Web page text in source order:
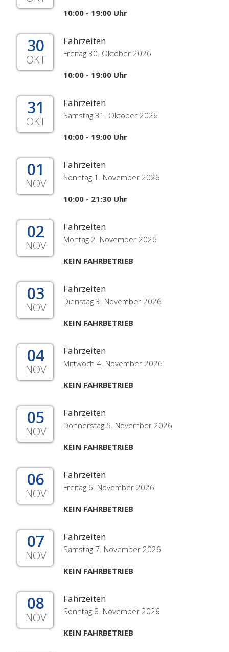
10:00 - 19:00 Uhr
30
OKT
Fahrzeiten
Freitag 30. Oktober 2026
10:00 - 19:00 Uhr
31
OKT
Fahrzeiten
Samstag 31. Oktober 2026
10:00 - 19:00 Uhr
01
NOV
Fahrzeiten
Sonntag 1. November 2026
10:00 - 21:30 Uhr
02
NOV
Fahrzeiten
Montag 2. November 2026
KEIN FAHRBETRIEB
03
NOV
Fahrzeiten
Dienstag 3. November 2026
KEIN FAHRBETRIEB
04
NOV
Fahrzeiten
Mittwoch 4. November 2026
KEIN FAHRBETRIEB
05
NOV
Fahrzeiten
Donnerstag 5. November 2026
KEIN FAHRBETRIEB
06
NOV
Fahrzeiten
Freitag 6. November 2026
KEIN FAHRBETRIEB
07
NOV
Fahrzeiten
Samstag 7. November 2026
KEIN FAHRBETRIEB
08
NOV
Fahrzeiten
Sonntag 8. November 2026
KEIN FAHRBETRIEB